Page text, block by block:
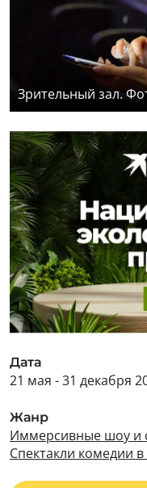
Зрительный зал.
Дата
21 мая - 31 декабря
Жанр
Иммерсивные шоу и
Спектакли комедии